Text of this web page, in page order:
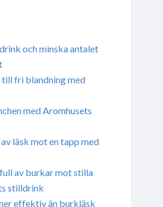
och minska antalet
fri blandning med
med Aromhusets
läsk mot en tapp med
av burkar mot stilla
stilldrink
effektiv än burkläsk